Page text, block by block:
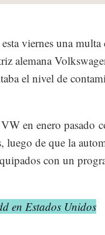
viernes una
alemana
el nivel de
en enero pasado
luego de que la
con un
en Estados Unidos